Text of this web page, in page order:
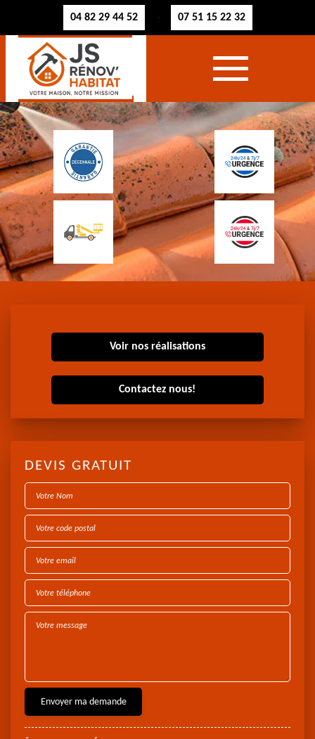
04 82 29 44 52 - 07 51 15 22 32
Voir nos réalisations
Contactez nous!
DEVIS GRATUIT